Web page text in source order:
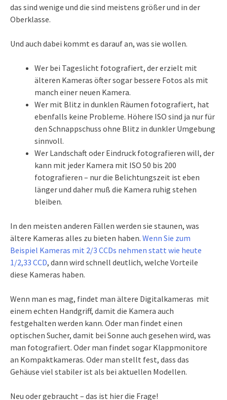
das sind wenige und die sind meistens größer und in der
Oberklasse.
Und auch dabei kommt es darauf an, was sie wollen.
Wer bei Tageslicht fotografiert, der erzielt mit
älteren Kameras öfter sogar bessere Fotos als mit
manch einer neuen Kamera.
Wer mit Blitz in dunklen Räumen fotografiert, hat
ebenfalls keine Probleme. Höhere ISO sind ja nur für
den Schnappschuss ohne Blitz in dunkler Umgebung
sinnvoll.
Wer Landschaft oder Eindruck fotografieren will, der
kann mit jeder Kamera mit ISO 50 bis 200
fotografieren – nur die Belichtungszeit ist eben
länger und daher muß die Kamera ruhig stehen
bleiben.
In den meisten anderen Fällen werden sie staunen, was
ältere Kameras alles zu bieten haben. Wenn Sie zum
Beispiel Kameras mit 2/3 CCDs nehmen statt wie heute
1/2,33 CCD, dann wird schnell deutlich, welche Vorteile
diese Kameras haben.
Wenn man es mag, findet man ältere Digitalkameras mit
einem echten Handgriff, damit die Kamera auch
festgehalten werden kann. Oder man findet einen
optischen Sucher, damit bei Sonne auch gesehen wird, was
man fotografiert. Oder man findet sogar Klappmonitore
an Kompaktkameras. Oder man stellt fest, dass das
Gehäuse viel stabiler ist als bei aktuellen Modellen.
Neu oder gebraucht – das ist hier die Frage!